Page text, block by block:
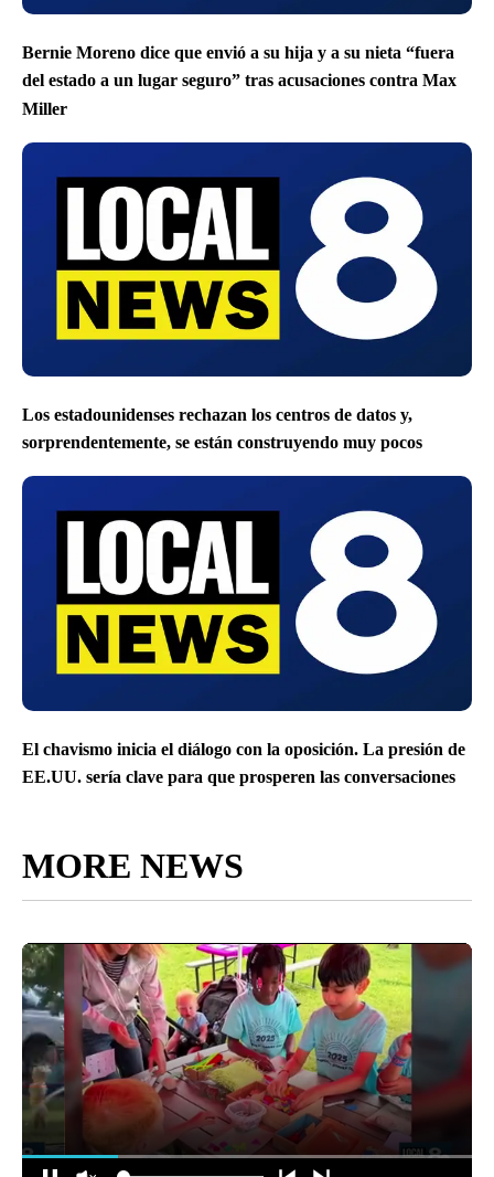
Bernie Moreno dice que envió a su hija y a su nieta “fuera
del estado a un lugar seguro” tras acusaciones contra Max
Miller
Los estadounidenses rechazan los centros de datos y,
sorprendentemente, se están construyendo muy pocos
El chavismo inicia el diálogo con la oposición. La presión de
EE.UU. sería clave para que prosperen las conversaciones
MORE NEWS